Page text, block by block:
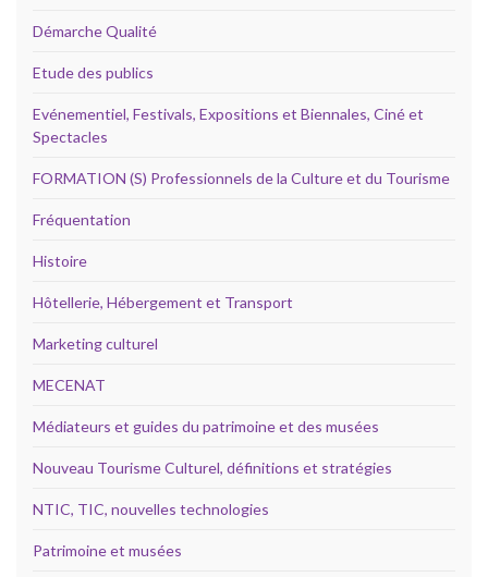
Démarche Qualité
Etude des publics
Evénementiel, Festivals, Expositions et Biennales, Ciné et
Spectacles
FORMATION (S) Professionnels de la Culture et du Tourisme
Fréquentation
Histoire
Hôtellerie, Hébergement et Transport
Marketing culturel
MECENAT
Médiateurs et guides du patrimoine et des musées
Nouveau Tourisme Culturel, définitions et stratégies
NTIC, TIC, nouvelles technologies
Patrimoine et musées